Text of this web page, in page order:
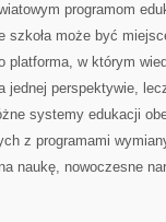
programom
szkoła może być
platforma, w którym
jednej perspektywie,
systemy edukacji
z programami
naukę, nowoczesne